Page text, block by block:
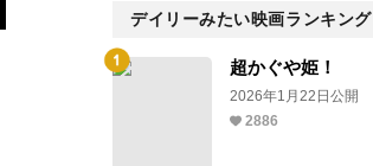
デイリーみたい映画ランキング
超かぐや姫！
2026年1月22日公開
2886